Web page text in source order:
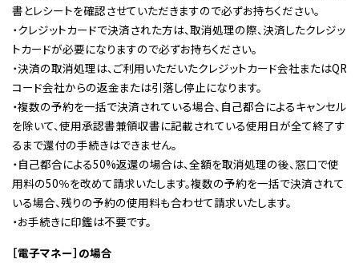
書とレシートを確認させていただきますので必ずお持ちください。
・クレジットカードで決済された方は、取消処理の際、決済したクレジッ
トカードが必要になりますので必ずお持ちください。
・決済の取消処理は、ご利用いただいたクレジットカード会社またはQR
コード会社からの返金または引落し停止になります。
・複数の予約を一括で決済されている場合、自己都合によるキャンセル
を除いて、使用承認書兼領収書に記載されている使用日が全て終了す
るまで還付の手続きはできません。
・自己都合による50%返還の場合は、全額を取消処理の後、窓口で使
用料の50％を改めて請求いたします。複数の予約を一括で決済されて
いる場合、残りの予約の使用料も合わせて請求いたします。
・お手続きに印鑑は不要です。
［電子マネー］の場合